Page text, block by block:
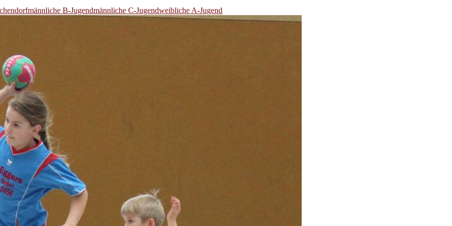
männliche B-Jugendmännliche C-Jugendweibliche A-Jugend